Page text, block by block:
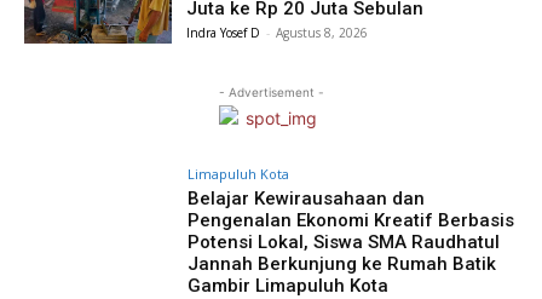
Juta ke Rp 20 Juta Sebulan
Indra Yosef D - Agustus 8, 2026
- Advertisement -
Limapuluh Kota
Belajar Kewirausahaan dan
Pengenalan Ekonomi Kreatif Berbasis
Potensi Lokal, Siswa SMA Raudhatul
Jannah Berkunjung ke Rumah Batik
Gambir Limapuluh Kota